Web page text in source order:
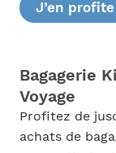
J’en profite
Bagagerie
Voyage
Profitez de
achats de